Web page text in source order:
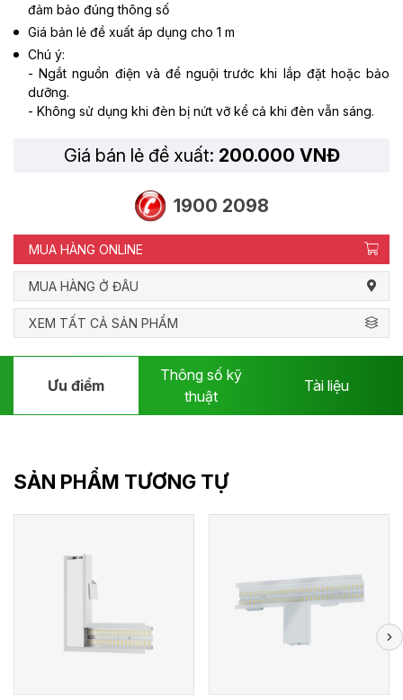
đảm bảo đúng thông số
Giá bản lẻ đề xuất áp dụng cho 1 m
Chú ý:
- Ngắt nguồn điện và để nguội trước khi lắp đặt hoặc bảo
dưỡng.
- Không sử dụng khi đèn bị nứt vỡ kể cả khi đèn vẫn sáng.
Giá bán lẻ đề xuất: 200.000 VNĐ
1900 2098
MUA HÀNG ONLINE
MUA HÀNG Ở ĐÂU
XEM TẤT CẢ SẢN PHẨM
Ưu điểm
Thông số kỹ
thuật
Tài liệu
SẢN PHẨM TƯƠNG TỰ